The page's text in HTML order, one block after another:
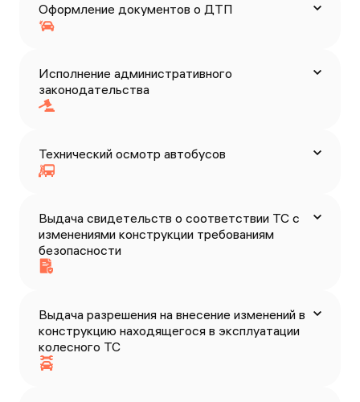
Оформление документов о ДТП
Исполнение административного
законодательства
Технический осмотр автобусов
Выдача свидетельств о соответствии ТС с
изменениями конструкции требованиям
безопасности
Выдача разрешения на внесение изменений в
конструкцию находящегося в эксплуатации
колесного ТС